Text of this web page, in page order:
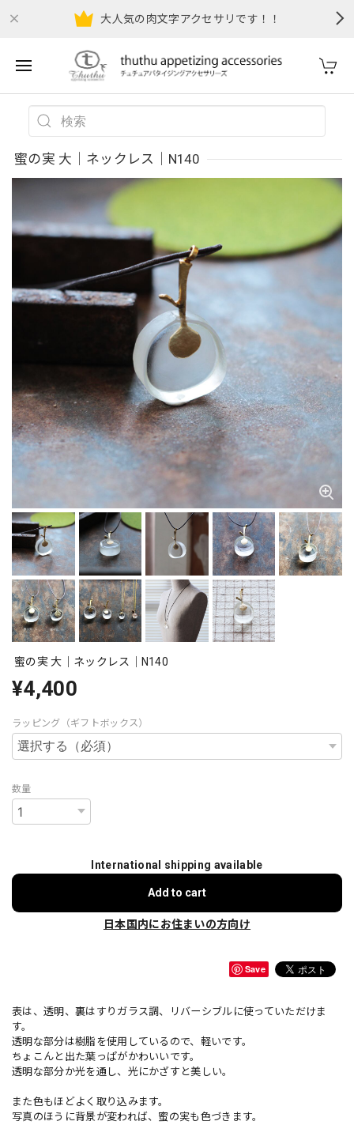
大人気の肉文字アクセサリです！！
蜜の実 大｜ネックレス｜N140
蜜の実 大｜ネックレス｜N140
¥4,400
ラッピング（ギフトボックス）
数量
International shipping available
Add to cart
日本国内にお住まいの方向け
Save
表は、透明、裏はすりガラス調、リバーシブルに使っていただけま
す。
透明な部分は樹脂を使用しているので、軽いです。
ちょこんと出た葉っぱがかわいいです。
透明な部分か光を通し、光にかざすと美しい。
また色もほどよく取り込みます。
写真のほうに背景が変われば、蜜の実も色づきます。